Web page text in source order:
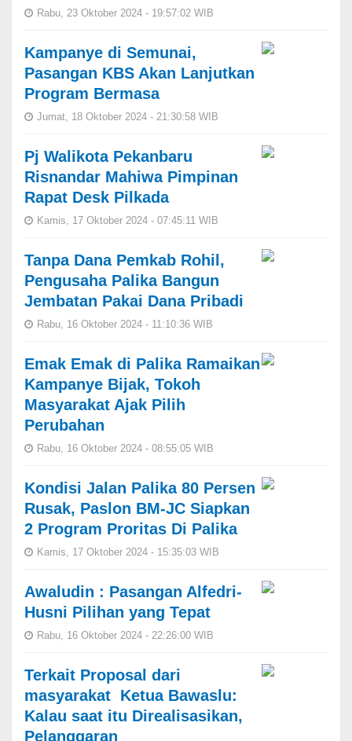
Rabu, 23 Oktober 2024 - 19:57:02 WIB
Kampanye di Semunai,
Pasangan KBS Akan Lanjutkan
Program Bermasa
Jumat, 18 Oktober 2024 - 21:30:58 WIB
Pj Walikota Pekanbaru
Risnandar Mahiwa Pimpinan
Rapat Desk Pilkada
Kamis, 17 Oktober 2024 - 07:45:11 WIB
Tanpa Dana Pemkab Rohil,
Pengusaha Palika Bangun
Jembatan Pakai Dana Pribadi
Rabu, 16 Oktober 2024 - 11:10:36 WIB
Emak Emak di Palika Ramaikan
Kampanye Bijak, Tokoh
Masyarakat Ajak Pilih
Perubahan
Rabu, 16 Oktober 2024 - 08:55:05 WIB
Kondisi Jalan Palika 80 Persen
Rusak, Paslon BM-JC Siapkan
2 Program Proritas Di Palika
Kamis, 17 Oktober 2024 - 15:35:03 WIB
Awaludin : Pasangan Alfedri-
Husni Pilihan yang Tepat
Rabu, 16 Oktober 2024 - 22:26:00 WIB
Terkait Proposal dari
masyarakat Ketua Bawaslu:
Kalau saat itu Direalisasikan,
Pelanggaran